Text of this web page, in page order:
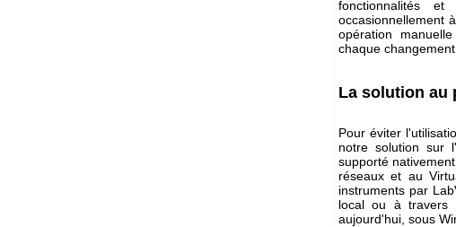
fonctionnalités
occasionnellement
opération
chaque
La solution au
Pour éviter
notre solution sur
supporté
réseaux et au
instruments par
local ou à travers
aujourd'hui, sous